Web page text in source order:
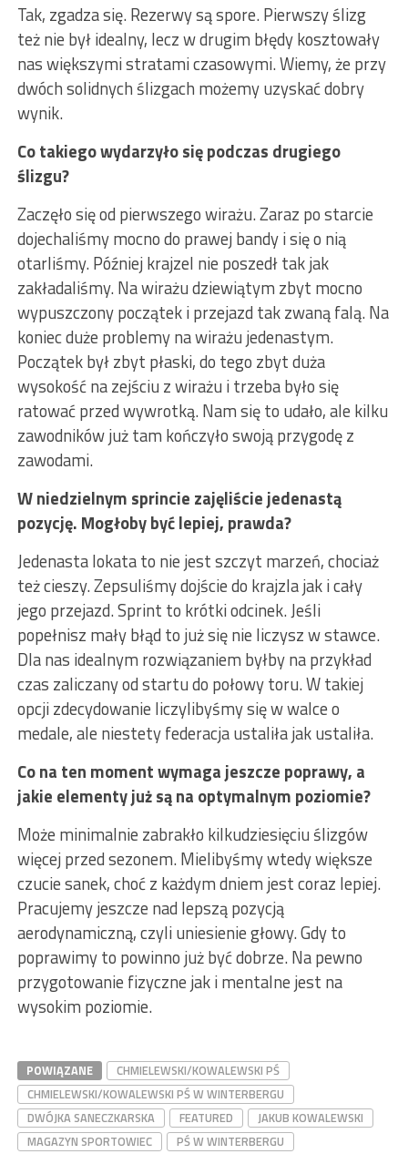
Tak, zgadza się. Rezerwy są spore. Pierwszy ślizg
też nie był idealny, lecz w drugim błędy kosztowały
nas większymi stratami czasowymi. Wiemy, że przy
dwóch solidnych ślizgach możemy uzyskać dobry
wynik.
Co takiego wydarzyło się podczas drugiego
ślizgu?
Zaczęło się od pierwszego wirażu. Zaraz po starcie
dojechaliśmy mocno do prawej bandy i się o nią
otarliśmy. Później krajzel nie poszedł tak jak
zakładaliśmy. Na wirażu dziewiątym zbyt mocno
wypuszczony początek i przejazd tak zwaną falą. Na
koniec duże problemy na wirażu jedenastym.
Początek był zbyt płaski, do tego zbyt duża
wysokość na zejściu z wirażu i trzeba było się
ratować przed wywrotką. Nam się to udało, ale kilku
zawodników już tam kończyło swoją przygodę z
zawodami.
W niedzielnym sprincie zajęliście jedenastą
pozycję. Mogłoby być lepiej, prawda?
Jedenasta lokata to nie jest szczyt marzeń, chociaż
też cieszy. Zepsuliśmy dojście do krajzla jak i cały
jego przejazd. Sprint to krótki odcinek. Jeśli
popełnisz mały błąd to już się nie liczysz w stawce.
Dla nas idealnym rozwiązaniem byłby na przykład
czas zaliczany od startu do połowy toru. W takiej
opcji zdecydowanie liczylibyśmy się w walce o
medale, ale niestety federacja ustaliła jak ustaliła.
Co na ten moment wymaga jeszcze poprawy, a
jakie elementy już są na optymalnym poziomie?
Może minimalnie zabrakło kilkudziesięciu ślizgów
więcej przed sezonem. Mielibyśmy wtedy większe
czucie sanek, choć z każdym dniem jest coraz lepiej.
Pracujemy jeszcze nad lepszą pozycją
aerodynamiczną, czyli uniesienie głowy. Gdy to
poprawimy to powinno już być dobrze. Na pewno
przygotowanie fizyczne jak i mentalne jest na
wysokim poziomie.
POWIĄZANE
CHMIELEWSKI/KOWALEWSKI PŚ
CHMIELEWSKI/KOWALEWSKI PŚ W WINTERBERGU
DWÓJKA SANECZKARSKA
FEATURED
JAKUB KOWALEWSKI
MAGAZYN SPORTOWIEC
PŚ W WINTERBERGU